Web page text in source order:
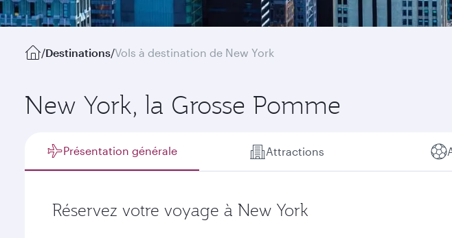
/Destinations/Vols à destination de New York
New York, la Grosse Pomme
Présentation générale Attractions
Réservez votre voyage à New York